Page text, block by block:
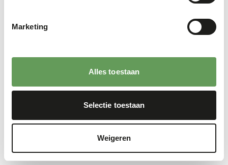
Marketing
Alles toestaan
Selectie toestaan
Weigeren